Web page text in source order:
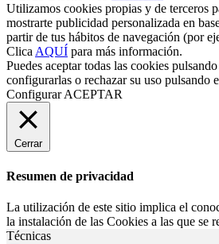
Utilizamos cookies propias y de terceros
mostrarte publicidad personalizada en
partir de tus hábitos de navegación (por
ClicaAQUÍ para más información.
Puedes aceptar todas las cookies
configurarlas o rechazar su uso pulsando
ConfigurarACEPTAR
Cerrar
Resumen de privacidad
La utilización de este sitio implica el
la instalación de las Cookies a las que se
Técnicas